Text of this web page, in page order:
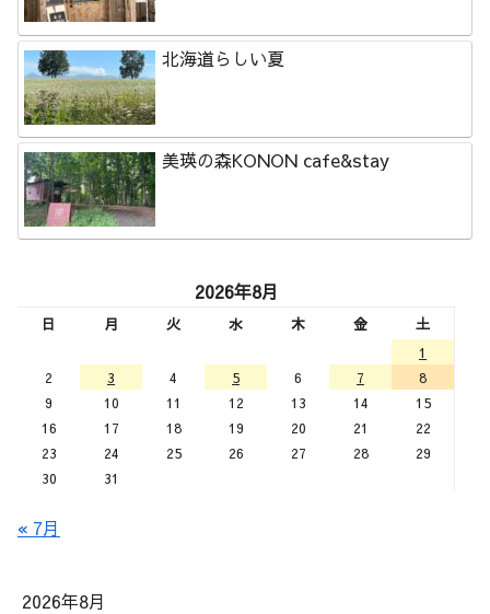
北海道らしい夏
美瑛の森KONON cafe&stay
2026年8月
日 月 火 水 木 金
土
1
2
3 4 5 6 7
8
9
10 11 12 13 14
15
16
17 18 19 20 21
22
23
24 25 26 27 28
29
30
31
« 7月
2026年8月